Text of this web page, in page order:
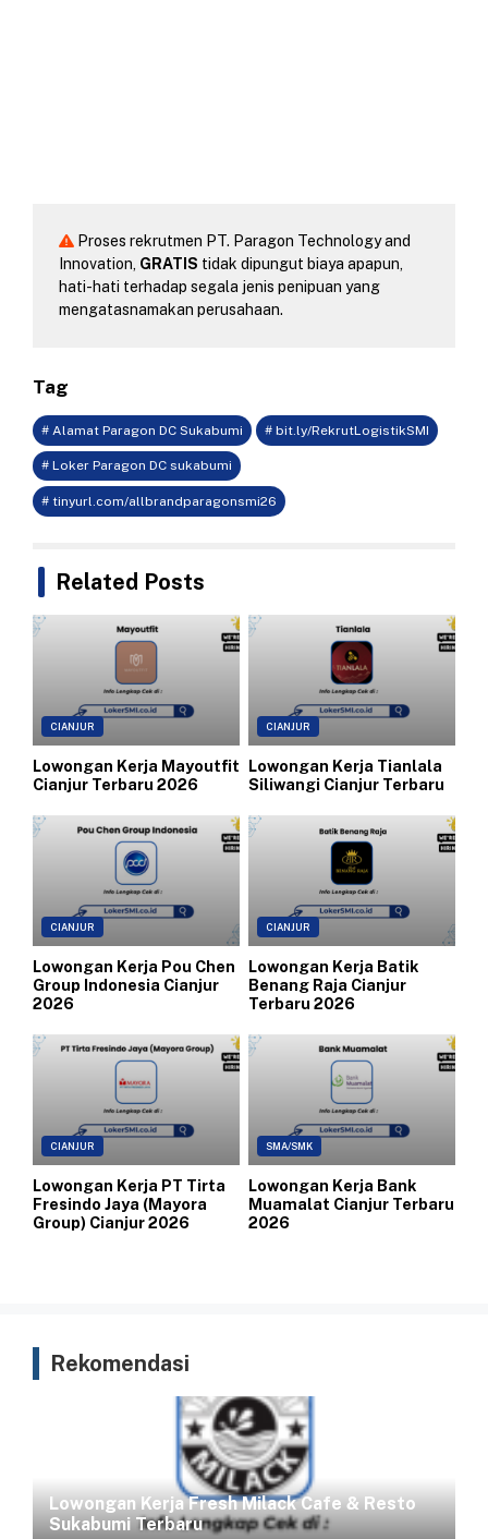
Proses rekrutmen PT. Paragon Technology and
Innovation, GRATIS tidak dipungut biaya apapun,
hati-hati terhadap segala jenis penipuan yang
mengatasnamakan perusahaan.
Tag
# Alamat Paragon DC Sukabumi # bit.ly/RekrutLogistikSMI
# Loker Paragon DC sukabumi
# tinyurl.com/allbrandparagonsmi26
Related Posts
CIANJUR
Lowongan Kerja Mayoutfit
Cianjur Terbaru 2026
CIANJUR
Lowongan Kerja Tianlala
Siliwangi Cianjur Terbaru
CIANJUR
Lowongan Kerja Pou Chen
Group Indonesia Cianjur
2026
CIANJUR
Lowongan Kerja Batik
Benang Raja Cianjur
Terbaru 2026
CIANJUR
Lowongan Kerja PT Tirta
Fresindo Jaya (Mayora
Group) Cianjur 2026
SMA/SMK
Lowongan Kerja Bank
Muamalat Cianjur Terbaru
2026
Rekomendasi
Lowongan Kerja Fresh Milack Cafe & Resto
Sukabumi Terbaru